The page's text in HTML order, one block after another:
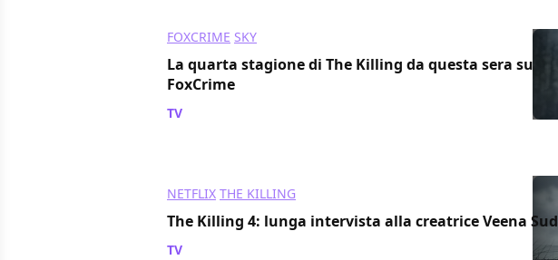
FOXCRIME SKY
La quarta stagione di The Killing da questa sera su
FoxCrime
TV
NETFLIX THE KILLING
The Killing 4: lunga intervista alla creatrice Veena Sud
TV